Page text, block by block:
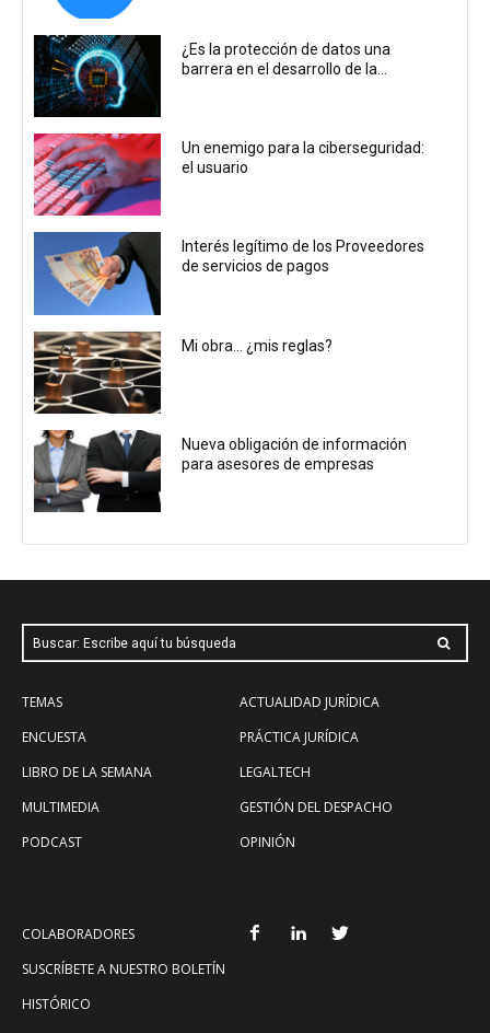
¿Es la protección de datos una
barrera en el desarrollo de la...
Un enemigo para la ciberseguridad:
el usuario
Interés legítimo de los Proveedores
de servicios de pagos
Mi obra… ¿mis reglas?
Nueva obligación de información
para asesores de empresas
Buscar: Escribe aquí tu búsqueda
TEMAS
ENCUESTA
LIBRO DE LA SEMANA
MULTIMEDIA
PODCAST
ACTUALIDAD JURÍDICA
PRÁCTICA JURÍDICA
LEGALTECH
GESTIÓN DEL DESPACHO
OPINIÓN
COLABORADORES
SUSCRÍBETE A NUESTRO BOLETÍN
HISTÓRICO